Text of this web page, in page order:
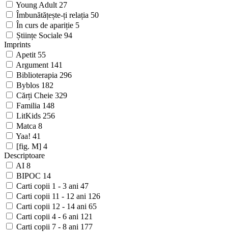
Young Adult 27
Îmbunătățește-ți relația 50
În curs de apariție 5
Științe Sociale 94
Imprints
Apetit 55
Argument 141
Biblioterapia 296
Byblos 182
Cărți Cheie 329
Familia 148
LitKids 256
Matca 8
Yaa! 41
[fig. M] 4
Descriptoare
AI 8
BIPOC 14
Carti copii 1 - 3 ani 47
Carti copii 11 - 12 ani 126
Carti copii 12 - 14 ani 65
Carti copii 4 - 6 ani 121
Carti copii 7 - 8 ani 177